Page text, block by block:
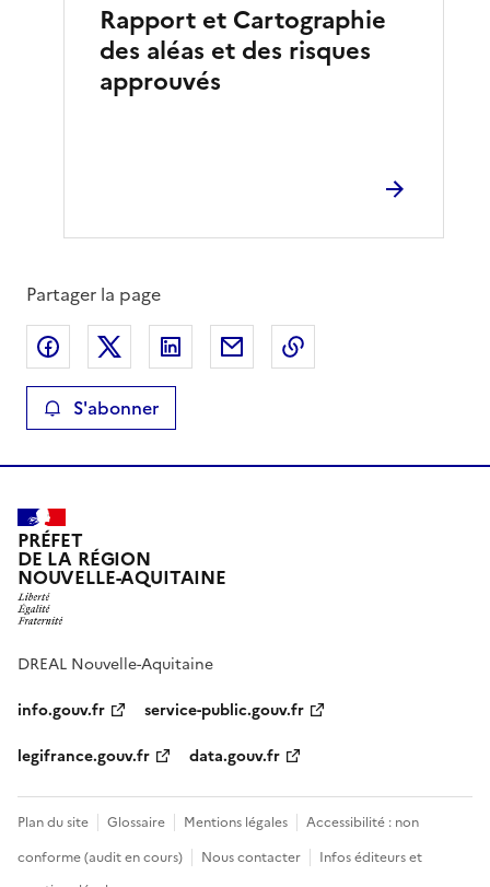
Rapport et Cartographie
des aléas et des risques
approuvés
Partager la page
Partager sur Facebook
Partager sur XPartager sur LinkedIn
Partager par email
S'abonner
PRÉFET
DE LA RÉGION
NOUVELLE-AQUITAINE
DREAL Nouvelle-Aquitaine
info.gouv.fr
service-public.gouv.fr
legifrance.gouv.fr
data.gouv.fr
Plan du site Glossaire Mentions légales
Accessibilité : non
conforme (audit en cours)
Nous contacter
Infos éditeurs et